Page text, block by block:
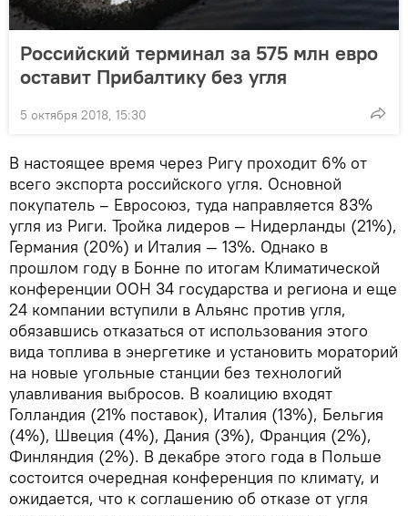
Российский терминал за 575 млн евро
оставит Прибалтику без угля
5 октября 2018, 15:30
В настоящее время через Ригу проходит 6% от
всего экспорта российского угля. Основной
покупатель – Евросоюз, туда направляется 83%
угля из Риги. Тройка лидеров — Нидерланды (21%),
Германия (20%) и Италия — 13%. Однако в
прошлом году в Бонне по итогам Климатической
конференции ООН 34 государства и региона и еще
24 компании вступили в Альянс против угля,
обязавшись отказаться от использования этого
вида топлива в энергетике и установить мораторий
на новые угольные станции без технологий
улавливания выбросов. В коалицию входят
Голландия (21% поставок), Италия (13%), Бельгия
(4%), Швеция (4%), Дания (3%), Франция (2%),
Финляндия (2%). В декабре этого года в Польше
состоится очередная конференция по климату, и
ожидается, что к соглашению об отказе от угля